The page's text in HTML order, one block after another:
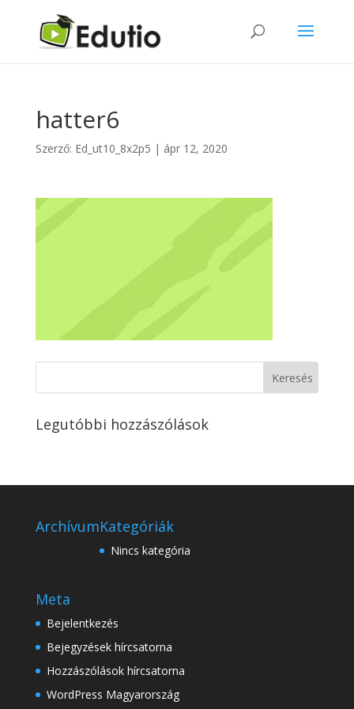
hatter6
Szerző: Ed_ut10_8x2p5 | ápr 12, 2020
Legutóbbi hozzászólások
ArchívumKategóriák
Nincs kategória
Meta
Bejelentkezés
Bejegyzések hírcsatorna
Hozzászólások hírcsatorna
WordPress Magyarország